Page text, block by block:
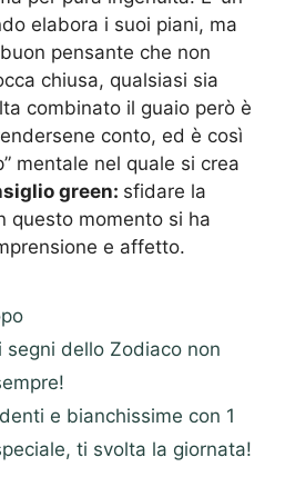
elabora i suoi piani, ma
pensante che non
chiusa, qualsiasi sia
combinato il guaio però è
conto, ed è così
mentale nel quale si crea
green: sfidare la
questo momento si ha
e affetto.
segni dello Zodiaco non
e bianchissime con 1
ti svolta la giornata!